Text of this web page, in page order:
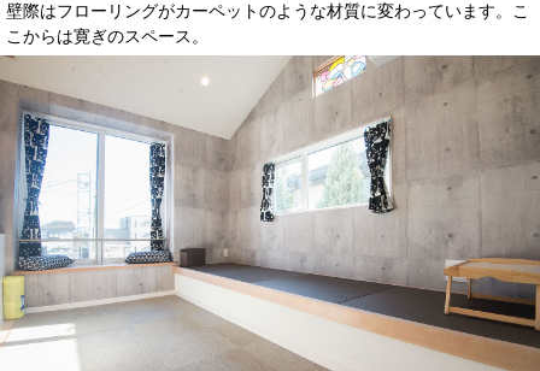
壁際はフローリングがカーペットのような材質に変わっています。こ
こからは寛ぎのスペース。